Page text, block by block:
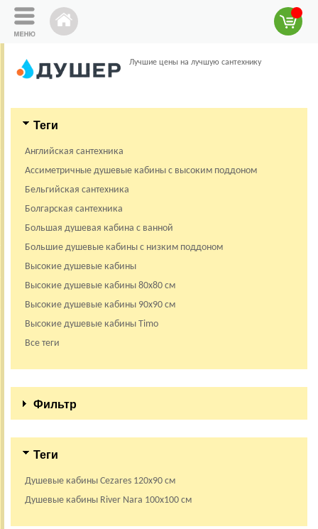
Лучшие цены на лучшую сантехнику
Теги
Английская сантехника
Ассиметричные душевые кабины с высоким поддоном
Бельгийская сантехника
Болгарская сантехника
Большая душевая кабина с ванной
Большие душевые кабины с низким поддоном
Высокие душевые кабины
Высокие душевые кабины 80х80 см
Высокие душевые кабины 90х90 см
Высокие душевые кабины Timo
Все теги
Фильтр
Теги
Душевые кабины Cezares 120х90 см
Душевые кабины River Nara 100х100 см